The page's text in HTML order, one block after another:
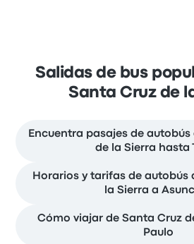
Salidas de bus
Santa Cruz de
Encuentra pasajes de autobús
de la Sierra hasta
Horarios y tarifas de autobús
la Sierra a
Cómo viajar de Santa Cruz
Paulo